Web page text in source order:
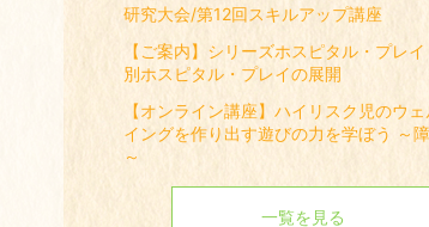
研究大会/第12回スキルアップ講座
【ご案内】シリーズホスピタル・プレ
別ホスピタル・プレイの展開
【オンライン講座】ハイリスク児のウ
イングを作り出す遊びの力を学ぼう ～
～
一覧を見る